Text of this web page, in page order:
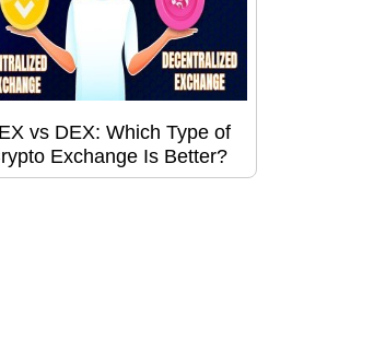
vs DEX: Which Type of
Exchange Is Better?